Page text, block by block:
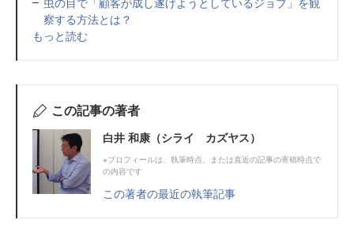
察する方法とは？
もっと読む
この記事の著者
白井 和康（シライ カズヤス）
※プロフィールは、執筆時点、または直近の記事の寄稿時点で
の内容です
この著者の最近の執筆記事